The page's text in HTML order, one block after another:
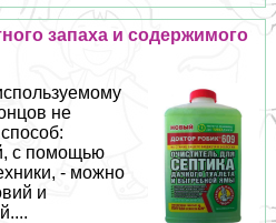
запаха и содержимого
не
с помощью
- можно
и